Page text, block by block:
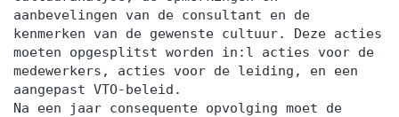
aanbevelingen van de consultant en de
kenmerken van de gewenste cultuur. Deze acties
moeten opgesplitst worden in:l acties voor de
medewerkers, acties voor de leiding, en een
aangepast VTO-beleid.
Na een jaar consequente opvolging moet de